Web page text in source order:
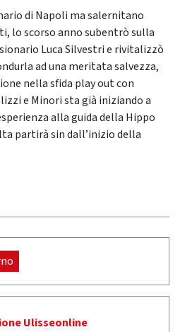
di Napoli ma salernitano
lo scorso anno subentrò sulla
Luca Silvestri e rivitalizzò
ad una meritata salvezza,
nella sfida play out con
e Minori sta già iniziando a
alla guida della Hippo
partirà sin dall’inizio della
Ulisseonline